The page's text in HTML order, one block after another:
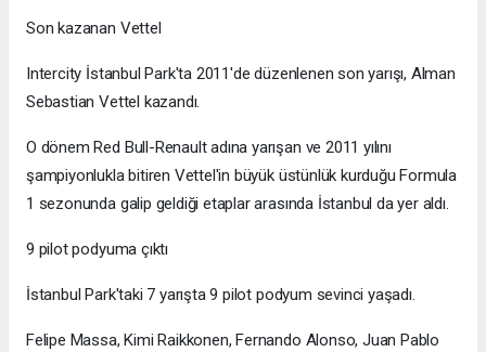
Son kazanan Vettel
Intercity İstanbul Park'ta 2011'de düzenlenen son yarışı, Alman
Sebastian Vettel kazandı.
O dönem Red Bull-Renault adına yarışan ve 2011 yılını
şampiyonlukla bitiren Vettel'in büyük üstünlük kurduğu Formula
1 sezonunda galip geldiği etaplar arasında İstanbul da yer aldı.
9 pilot podyuma çıktı
İstanbul Park'taki 7 yarışta 9 pilot podyum sevinci yaşadı.
Felipe Massa, Kimi Raikkonen, Fernando Alonso, Juan Pablo